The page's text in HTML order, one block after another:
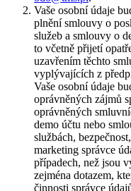
Vaše osobní údaje
plnění smlouvy o
služeb a smlouvy o
to včetně přijetí
uzavřením těchto
vyplývajících z
Vaše osobní údaje
oprávněných zájmů
oprávněných
demo účtu nebo
službách,
marketing správce
případech, než jsou
zejména dotazem,
činnosti správce